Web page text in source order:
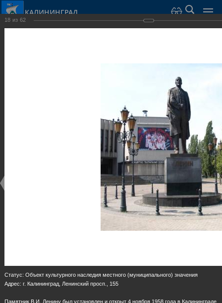
КАЛИНИНГРАД
18 из 62
Статус: Объект культурного наследия местного (муниципального) значения
Адрес: г. Калининград, Ленинский просп., 155
Памятник В.И. Ленину был установлен и открыт 4 ноября 1958 года в Калининграде